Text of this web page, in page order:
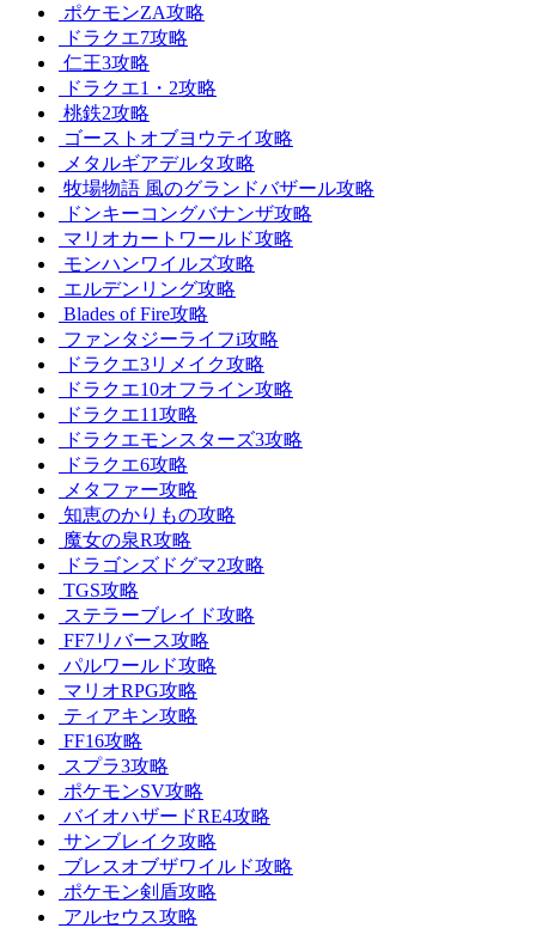
ポケモンZA攻略
ドラクエ7攻略
仁王3攻略
ドラクエ1・2攻略
桃鉄2攻略
ゴーストオブヨウテイ攻略
メタルギアデルタ攻略
牧場物語 風のグランドバザール攻略
ドンキーコングバナンザ攻略
マリオカートワールド攻略
モンハンワイルズ攻略
エルデンリング攻略
Blades of Fire攻略
ファンタジーライフi攻略
ドラクエ3リメイク攻略
ドラクエ10オフライン攻略
ドラクエ11攻略
ドラクエモンスターズ3攻略
ドラクエ6攻略
メタファー攻略
知恵のかりもの攻略
魔女の泉R攻略
ドラゴンズドグマ2攻略
TGS攻略
ステラーブレイド攻略
FF7リバース攻略
パルワールド攻略
マリオRPG攻略
ティアキン攻略
FF16攻略
スプラ3攻略
ポケモンSV攻略
バイオハザードRE4攻略
サンブレイク攻略
ブレスオブザワイルド攻略
ポケモン剣盾攻略
アルセウス攻略